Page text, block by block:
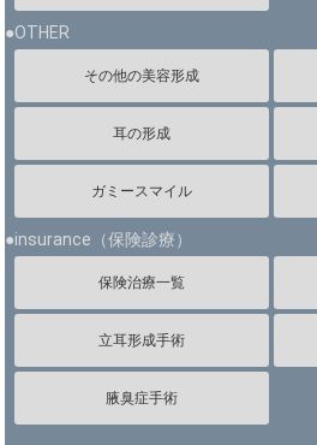
●OTHER
その他の美容形成
耳の形成
ガミースマイル
●insurance（保険診療）
保険治療一覧
立耳形成手術
腋臭症手術